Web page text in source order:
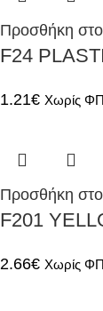
Προσθήκη στο
F24
1.21€ Χωρίς
Προσθήκη στο
F201
2.66€ Χωρίς